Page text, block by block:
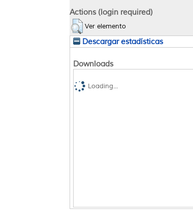
Actions (login required)
Ver elemento
Descargar estadísticas
Downloads
Loading...